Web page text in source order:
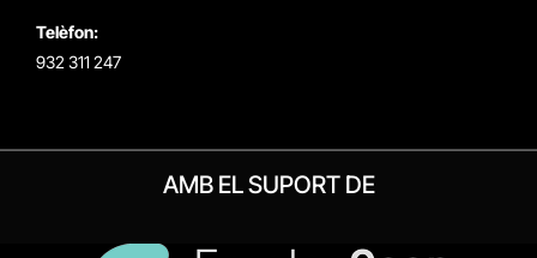
Telèfon:
932 311 247
AMB EL SUPORT DE